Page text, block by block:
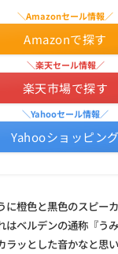
＼Amazonセール情報／
Amazonで探す
＼楽天セール情報／
楽天市場で探す
＼Yahooセール情報／
Yahooショッピング
に橙色と黒色のスピー
はベルデンの通称『う
ラッとした音かなと思